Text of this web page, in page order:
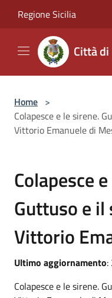
Regione Sicilia
Città
Home >
Colapesce e le sirene.
Vittorio Emanuele di
Colapesce
Guttuso e
Vittorio
Ultimo aggiornamento:
Colapesce e le sirene.